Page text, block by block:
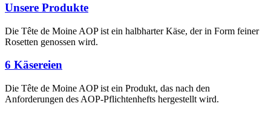
Unsere Produkte
Die Tête de Moine AOP ist ein halbharter Käse, der in Form feiner
Rosetten genossen wird.
6 Käsereien
Die Tête de Moine AOP ist ein Produkt, das nach den
Anforderungen des AOP-Pflichtenhefts hergestellt wird.